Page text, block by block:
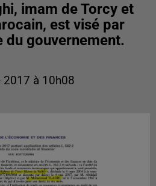
imam de Torcy et
est visé par
du gouvernement.
2017 à 10h08